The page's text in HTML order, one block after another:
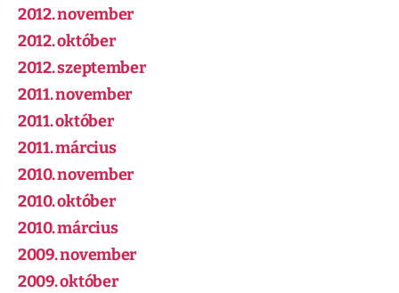
2012. november
2012. október
2012. szeptember
2011. november
2011. október
2011. március
2010. november
2010. október
2010. március
2009. november
2009. október